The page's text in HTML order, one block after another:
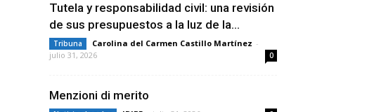
Tutela y responsabilidad civil: una revisión
de sus presupuestos a la luz de la...
Tribuna Carolina del Carmen Castillo Martínez -
julio 31, 2026
0
Menzioni di merito